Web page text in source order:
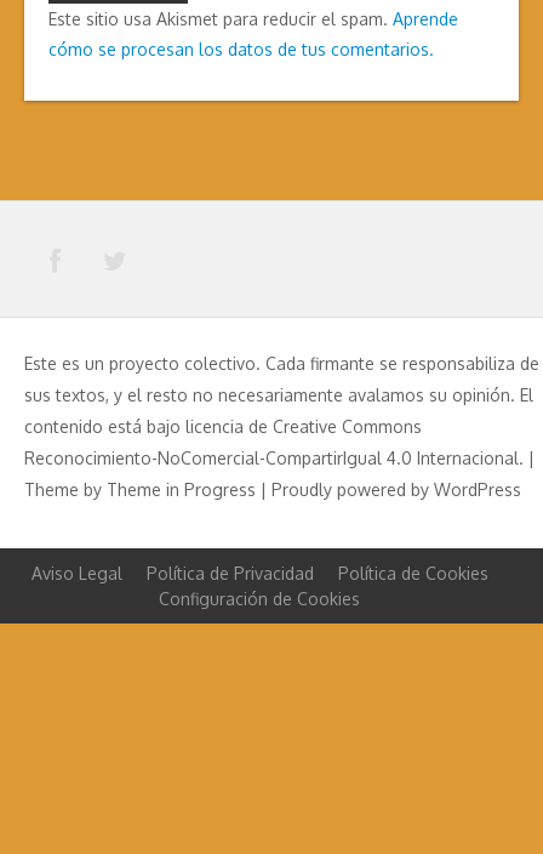
Este sitio usa Akismet para reducir el spam. Aprende
cómo se procesan los datos de tus comentarios.
Este es un proyecto colectivo. Cada firmante se responsabiliza de
sus textos, y el resto no necesariamente avalamos su opinión. El
contenido está bajo licencia de Creative Commons
Reconocimiento-NoComercial-CompartirIgual 4.0 Internacional. |
Theme by Theme in Progress | Proudly powered by WordPress
Aviso Legal Política de Privacidad
Política de Cookies
Configuración de Cookies